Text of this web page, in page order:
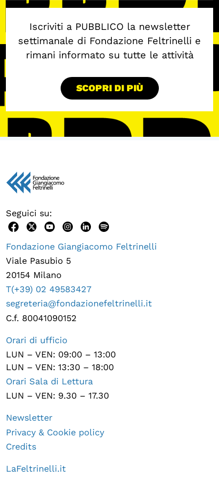
Iscriviti a PUBBLICO la newsletter
settimanale di Fondazione Feltrinelli e
rimani informato su tutte le attività
SCOPRI DI PIÙ
Seguici su:
Fondazione Giangiacomo Feltrinelli
Viale Pasubio 5
20154 Milano
T(+39) 02 49583427
segreteria@fondazionefeltrinelli.it
C.f. 80041090152
Orari di ufficio
LUN – VEN: 09:00 – 13:00
LUN – VEN: 13:30 – 18:00
Orari Sala di Lettura
LUN – VEN: 9.30 – 17.30
Newsletter
Privacy & Cookie policy
Credits
LaFeltrinelli.it